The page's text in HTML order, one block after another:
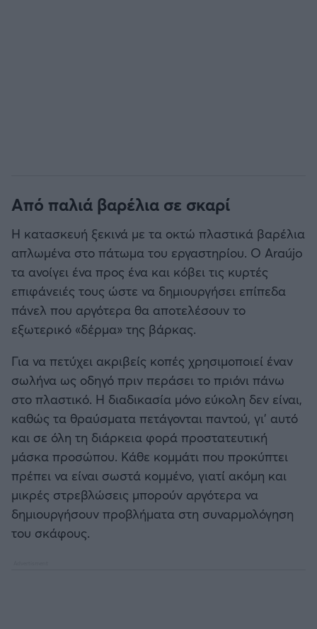
Από παλιά βαρέλια σε σκαρί
Η κατασκευή ξεκινά με τα οκτώ πλαστικά βαρέλια
απλωμένα στο πάτωμα του εργαστηρίου. Ο Araújo
τα ανοίγει ένα προς ένα και κόβει τις κυρτές
επιφάνειές τους ώστε να δημιουργήσει επίπεδα
πάνελ που αργότερα θα αποτελέσουν το
εξωτερικό «δέρμα» της βάρκας.
Για να πετύχει ακριβείς κοπές χρησιμοποιεί έναν
σωλήνα ως οδηγό πριν περάσει το πριόνι πάνω
στο πλαστικό. Η διαδικασία μόνο εύκολη δεν είναι,
καθώς τα θραύσματα πετάγονται παντού, γι’ αυτό
και σε όλη τη διάρκεια φορά προστατευτική
μάσκα προσώπου. Κάθε κομμάτι που προκύπτει
πρέπει να είναι σωστά κομμένο, γιατί ακόμη και
μικρές στρεβλώσεις μπορούν αργότερα να
δημιουργήσουν προβλήματα στη συναρμολόγηση
του σκάφους.